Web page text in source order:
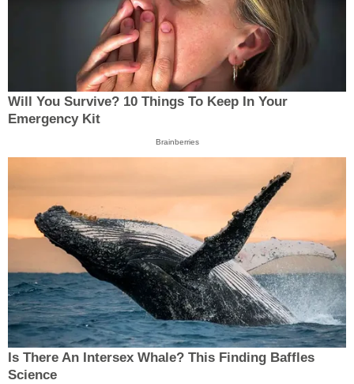
Will You Survive? 10 Things To Keep In Your
Emergency Kit
Brainberries
Is There An Intersex Whale? This Finding Baffles
Science